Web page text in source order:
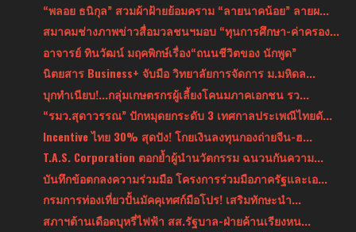
“พลอย ธนิกุล” สวมผ้าฝ้ายย้อมคราม “ลายนาคน้อย” ลายผ...
สมาคมช่างภาพข่าวสื่อมวลชนฯมอบ “ทุนการศึกษา-ค่าครอง...
อาจารย์ ทินวัฒน์ มฤคพิกษ์เรื่อง“ถนนชีวิตของ นักพูด”
นิตยสาร Business+ จับมือ วิทยาลัยการจัดการ ม.มหิดล...
บุกทำเนียบ!...กลุ่มเกษตรกรผู้เลี้ยงโคนมภาคเอกชน รว...
“รมว.สุดาวรรณ” ปักหมุดยกระดับ 3 เทศกาลประเพณีไทยดั...
Incentive ไทย 30% สุดปัง! โกยเงินลงทุนกองถ่ายจีน-ฮ...
T.A.S. Corporation ตอกย้ำผู้นำนวัตกรรม ฉนวนกันความ...
บันทึกข้อตกลงความร่วมมือ โครงการร่วมมือภาครัฐและเอ...
กรมการท่องเที่ยวปั้นมัคคุเทศก์มือโปร! เสริมทักษะนำ...
สภาฯต้านเดือดบุหรี่ไฟฟ้า สส.รัฐบาล-ฝ่ายค้านเรียงหน...